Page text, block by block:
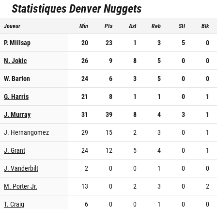
StatistiquesDenver Nuggets
Joueur Min Pts Ast Reb Stl Blk
P. Millsap 20 23 1 3 5
0
N. Jokic
26 9 8 5 0
0
W. Barton
24 6 3 5 0
0
G. Harris
21 8 1 1 0
1
J. Murray
31 39 8 4 3
1
J. Hernangomez
29 15 2 3 0
1
J. Grant
24 12 5 4 0
1
J. Vanderbilt
2 0 0 1 0
0
M. Porter Jr.
13 0 2 3 0
2
T. Craig
6 0 0 1 0
0